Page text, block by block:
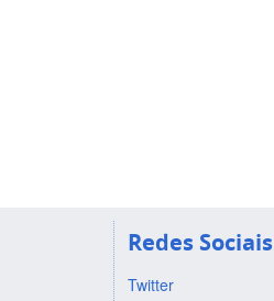
Redes Sociais
Twitter